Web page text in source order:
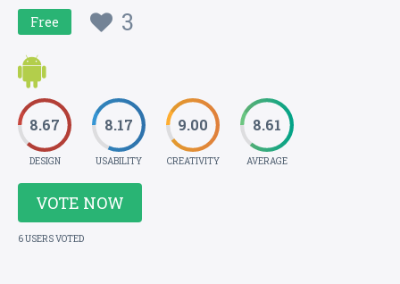
Free 3
8.67
DESIGN
8.17
USABILITY
9.00
CREATIVITY
8.61
AVERAGE
VOTE NOW
6 USERS VOTED